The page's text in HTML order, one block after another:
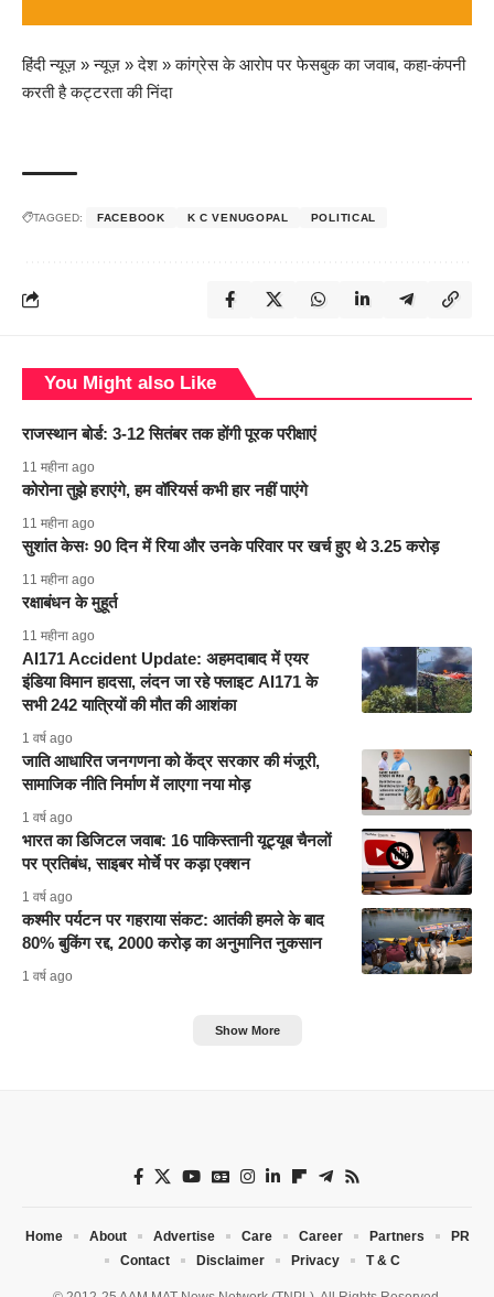
हिंदी न्यूज़ »न्यूज़ »देश »कांग्रेस के आरोप पर फेसबुक का जवाब, कहा-कंपनी
करती है कट्टरता की निंदा
TAGGED: FACEBOOK K C VENUGOPAL POLITICAL
You Might also Like
राजस्थान बोर्ड: 3-12 सितंबर तक होंगी पूरक परीक्षाएं
11 महीना ago
कोरोना तुझे हराएंगे, हम वॉरियर्स कभी हार नहीं पाएंगे
11 महीना ago
सुशांत केसः 90 दिन में रिया और उनके परिवार पर खर्च हुए थे 3.25 करोड़
11 महीना ago
रक्षाबंधन के मुहूर्त
11 महीना ago
AI171 Accident Update: अहमदाबाद में एयर
इंडिया विमान हादसा, लंदन जा रहे फ्लाइट AI171 के
सभी 242 यात्रियों की मौत की आशंका
1 वर्ष ago
जाति आधारित जनगणना को केंद्र सरकार की मंजूरी,
सामाजिक नीति निर्माण में लाएगा नया मोड़
1 वर्ष ago
भारत का डिजिटल जवाब: 16 पाकिस्तानी यूट्यूब चैनलों
पर प्रतिबंध, साइबर मोर्चे पर कड़ा एक्शन
1 वर्ष ago
कश्मीर पर्यटन पर गहराया संकट: आतंकी हमले के बाद
80% बुकिंग रद्द, 2000 करोड़ का अनुमानित नुकसान
1 वर्ष ago
Show More
Home About Advertise Care Career Partners
PR
Contact
Disclaimer Privacy T & C